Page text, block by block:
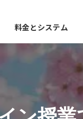
料⾦とシステム